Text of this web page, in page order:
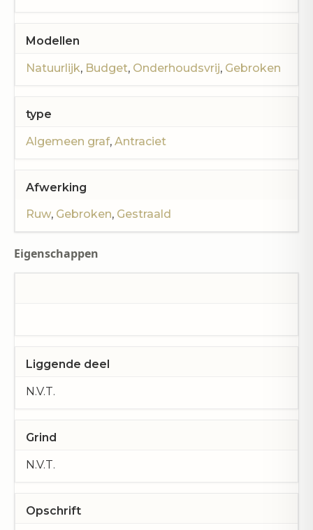
Modellen
Natuurlijk, Budget, Onderhoudsvrij, Gebroken
type
Algemeen graf, Antraciet
Afwerking
Ruw, Gebroken, Gestraald
Eigenschappen
Liggende deel
N.V.T.
Grind
N.V.T.
Opschrift